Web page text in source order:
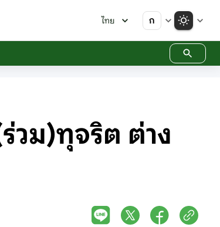
ไทย ก
วม)ทุจริต ต่าง